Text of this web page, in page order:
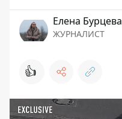
Елена Бурцева
ЖУРНАЛИСТ
👍